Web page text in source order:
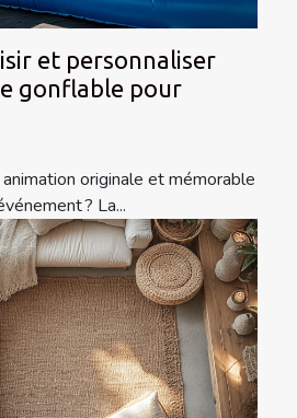
et personnaliser
gonflable pour
animation originale et mémorable
? La...